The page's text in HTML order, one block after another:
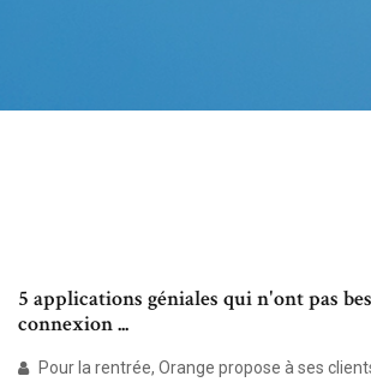
5 applications géniales qui n'ont pas
connexion ...
Pour la rentrée, Orange propose à ses